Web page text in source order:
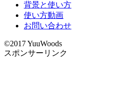
背景と使い方
使い方動画
お問い合わせ
©2017 YuuWoods
スポンサーリンク